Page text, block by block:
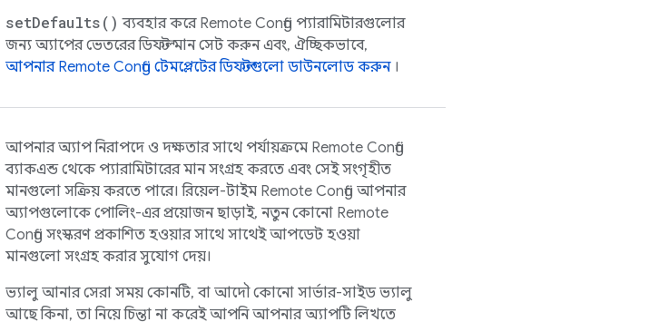
setDefaults() ব্যবহার করে Remote Config প্যারামিটারগুলোর
জন্য অ্যাপের ভেতরের ডিফল্ট মান সেট করুন এবং, ঐচ্ছিকভাবে,
আপনার Remote Config টেমপ্লেটের ডিফল্টগুলো ডাউনলোড করুন।
আপনার অ্যাপ নিরাপদে ও দক্ষতার সাথে পর্যায়ক্রমে Remote Config
ব্যাকএন্ড থেকে প্যারামিটারের মান সংগ্রহ করতে এবং সেই সংগৃহীত
মানগুলো সক্রিয় করতে পারে। রিয়েল-টাইম Remote Config আপনার
অ্যাপগুলোকে পোলিং-এর প্রয়োজন ছাড়াই, নতুন কোনো Remote
Config সংস্করণ প্রকাশিত হওয়ার সাথে সাথেই আপডেট হওয়া
মানগুলো সংগ্রহ করার সুযোগ দেয়।
ভ্যালু আনার সেরা সময় কোনটি, বা আদৌ কোনো সার্ভার-সাইড ভ্যালু
আছে কিনা, তা নিয়ে চিন্তা না করেই আপনি আপনার অ্যাপটি লিখতে